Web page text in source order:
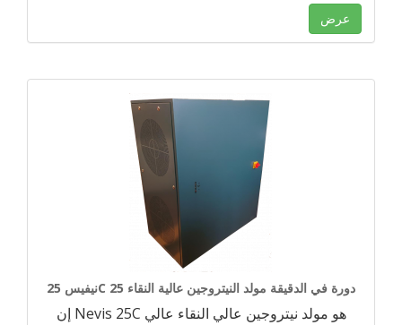
عرض
نيفيس 25C 25 دورة في الدقيقة مولد النيتروجين عالية النقاء
إن Nevis 25C هو مولد نيتروجين عالي النقاء عالي